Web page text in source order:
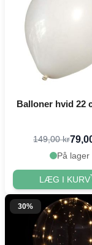
Balloner hvid 22
149,00 kr
På lager
LÆG I KURV
30%